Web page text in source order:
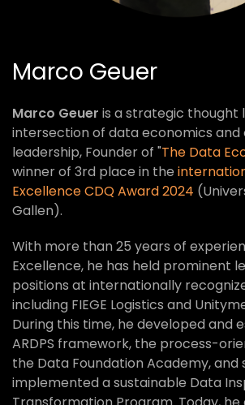
Marco Geuer
Marco Geuer is a strategic thought
intersection of data economics
leadership, Founder of "The Data
winner of 3rd place in the
Excellence CDQ Award 2024
Gallen).
With more than 25 years of
Excellence, he has held prominent
positions at internationally
including FIEGE Logistics and
During this time, he developed and
ARDPS framework, the process-
the Data Foundation Academy, and
implemented a sustainable Data